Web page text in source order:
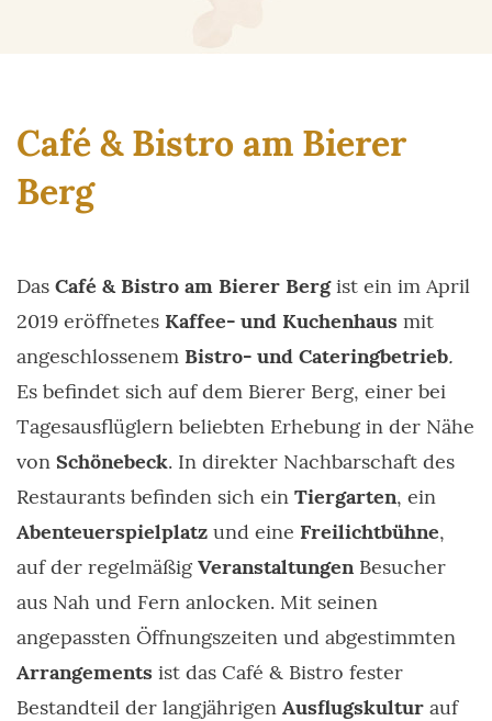
Café & Bistro am Bierer
Berg
Das Café & Bistro am Bierer Bergist ein im April
2019 eröffnetes Kaffee- und Kuchenhaus mit
angeschlossenem Bistro- und Cateringbetrieb.
Es befindet sich auf dem Bierer Berg, einer bei
Tagesausflüglern beliebten Erhebung in der Nähe
von Schönebeck. In direkter Nachbarschaft des
Restaurants befinden sich ein Tiergarten, ein
Abenteuerspielplatz und eine Freilichtbühne,
auf der regelmäßig Veranstaltungen Besucher
aus Nah und Fern anlocken. Mit seinen
angepassten Öffnungszeiten und abgestimmten
Arrangements ist das Café & Bistro fester
Bestandteil der langjährigen Ausflugskultur auf